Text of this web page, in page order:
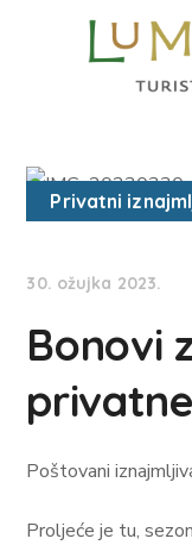
Privatni
30. ožujka 2023.
Bonovi
Poštovani
Proljeće je tu,